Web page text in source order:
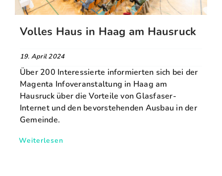
Volles Haus in Haag am Hausruck
19. April 2024
Über 200 Interessierte informierten sich bei der
Magenta Infoveranstaltung in Haag am
Hausruck über die Vorteile von Glasfaser-
Internet und den bevorstehenden Ausbau in der
Gemeinde.
Weiterlesen